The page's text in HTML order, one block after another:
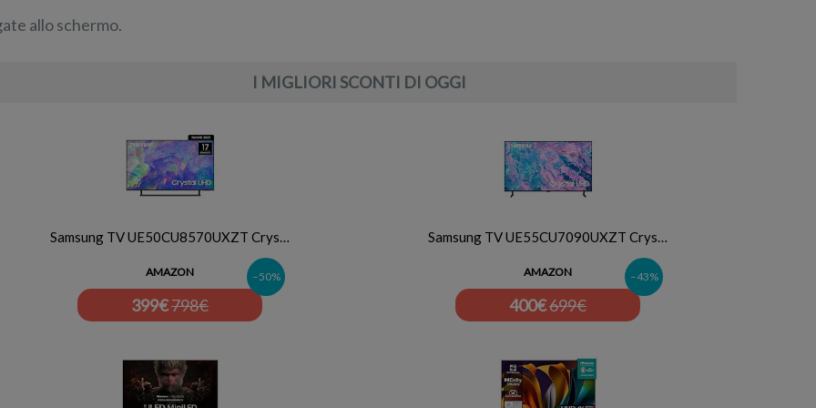
allo schermo.
I MIGLIORI SCONTI DI OGGI
Samsung TV UE50CU8570UXZT Crys…
AMAZON
399€798€
–50%
Samsung TV UE55CU7090UXZT Crys…
AMAZON
400€699€
–43%